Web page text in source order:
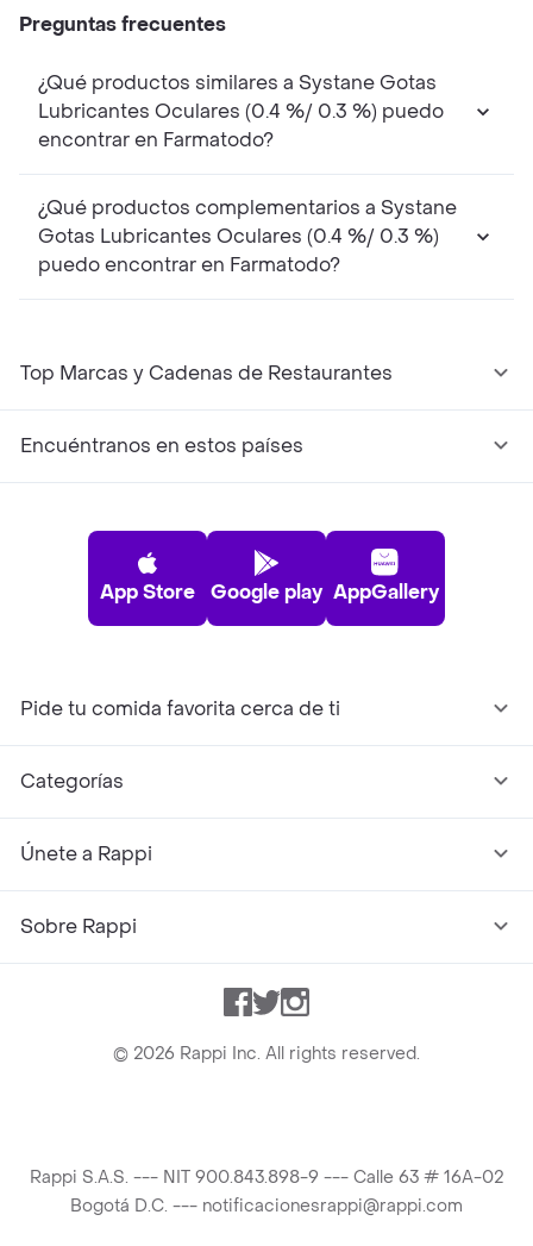
Preguntas frecuentes
¿Qué productos similares a Systane Gotas
Lubricantes Oculares (0.4 %/ 0.3 %) puedo
encontrar en Farmatodo?
¿Qué productos complementarios a Systane
Gotas Lubricantes Oculares (0.4 %/ 0.3 %)
puedo encontrar en Farmatodo?
Top Marcas y Cadenas de Restaurantes
Encuéntranos en estos países
App Store Google play AppGallery
Pide tu comida favorita cerca de ti
Categorías
Únete a Rappi
Sobre Rappi
Facebook
TwitterInstagram
© 2026 Rappi Inc. All rights reserved.
Rappi S.A.S. --- NIT 900.843.898-9 --- Calle 63 # 16A-02
Bogotá D.C. --- notificacionesrappi@rappi.com